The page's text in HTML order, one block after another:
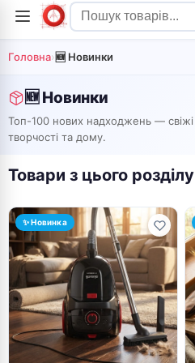
Головна›🆕 Новинки
🆕 Новинки
Топ-100 нових надходжень —
творчості та дому.
Товари з цього розділу
✨ Новинка